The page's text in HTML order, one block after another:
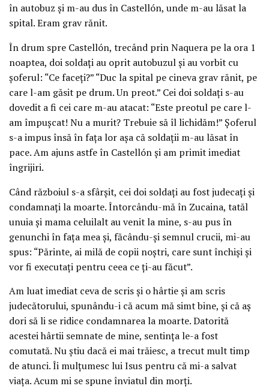
în autobuz şi m-au dus în Castellón, unde m-au lăsat la
spital. Eram grav rănit.
În drum spre Castellón, trecând prin Naquera pe la ora 1
noaptea, doi soldaţi au oprit autobuzul şi au vorbit cu
şoferul: “Ce faceţi?” “Duc la spital pe cineva grav rănit, pe
care l-am găsit pe drum. Un preot.” Cei doi soldaţi s-au
dovedit a fi cei care m-au atacat: “Este preotul pe care l-
am împuşcat! Nu a murit? Trebuie să îl lichidăm!” Şoferul
s-a impus însă în faţa lor aşa că soldaţii m-au lăsat în
pace. Am ajuns astfe în Castellón şi am primit imediat
îngrijiri.
Când războiul s-a sfârşit, cei doi soldaţi au fost judecaţi şi
condamnaţi la moarte. Întorcându-mă în Zucaina, tatăl
unuia şi mama celuilalt au venit la mine, s-au pus în
genunchi în faţa mea şi, făcându-şi semnul crucii, mi-au
spus: “Părinte, ai milă de copii noştri, care sunt închişi şi
vor fi executaţi pentru ceea ce ţi-au făcut”.
Am luat imediat ceva de scris şi o hârtie şi am scris
judecătorului, spunându-i că acum mă simt bine, şi că aş
dori să li se ridice condamnarea la moarte. Datorită
acestei hârtii semnate de mine, sentinţa le-a fost
comutată. Nu ştiu dacă ei mai trăiesc, a trecut mult timp
de atunci. Îi mulţumesc lui Isus pentru că mi-a salvat
viaţa. Acum mi se spune înviatul din morţi.